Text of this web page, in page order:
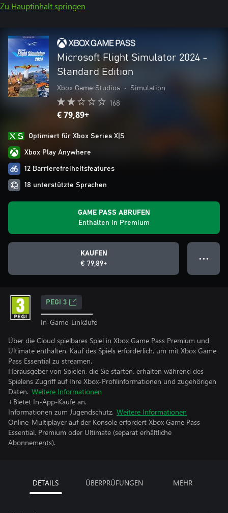
Zu Hauptinhalt springen
Microsoft Flight Simulator 2024 -
Standard Edition
Xbox Game Studios • Simulation
168
€ 79,89+
Optimiert für Xbox Series X|S
Xbox Play Anywhere
12 Barrierefreiheitsfeatures
18 unterstützte Sprachen
GAME PASS ABRUFEN
Enthalten in Premium
KAUFEN
€ 79,89+
● ● ●
PEGI 3
In-Game-Einkäufe
Über die Cloud spielbares Spiel in Xbox Game Pass Premium und
Ultimate enthalten. Kauf des Spiels erforderlich, um mit Xbox Game
Pass Essential zu streamen.
Herausgeber von Spielen, die Sie starten, erhalten während des
Spielens Zugriff auf Ihre Xbox-Profilinformationen und zugehörigen
Daten. Weitere Informationen
+Bietet In-App-Käufe an.
Informationen zum Jugendschutz. Weitere Informationen
Online-Multiplayer auf der Konsole erfordert Xbox Game Pass
Essential, Premium oder Ultimate (separat erhältliche
Abonnements).
DETAILS ÜBERPRÜFUNGEN MEHR